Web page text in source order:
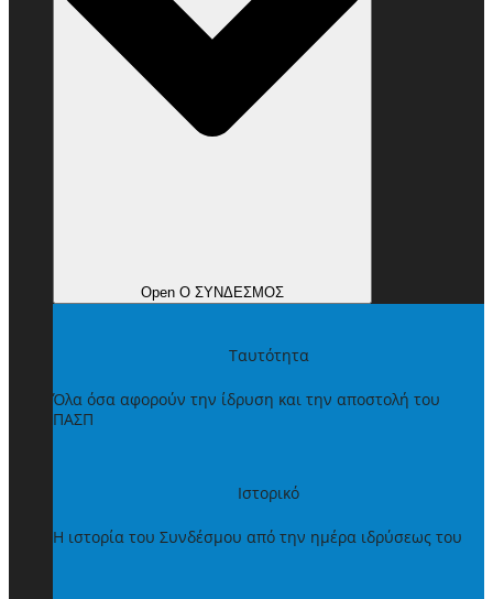
Open Ο ΣΥΝΔΕΣΜΟΣ
Ταυτότητα
Όλα όσα αφορούν την ίδρυση και την αποστολή του
ΠΑΣΠ
Ιστορικό
Η ιστορία του Συνδέσμου από την ημέρα ιδρύσεως του